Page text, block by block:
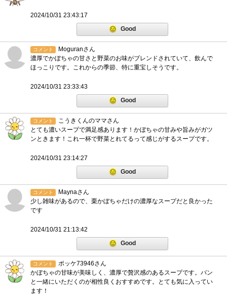
2024/10/31 23:43:17
Good
コメント
Moguranさん
濃厚でかぼちゃの甘さと野菜のお味がブレンドされていて、飲んで
ほっこりです。これからの季節、特に重宝しそうです。
2024/10/31 23:33:43
Good
コメント
こうきくんのママさん
とても濃いスープで満足感あります！かぼちゃの甘みや旨みがガツ
ンときます！これ一杯で野菜とれてるって感じがするスープです。
2024/10/31 23:14:27
Good
コメント
Maynaさん
少し雑味があるので、栗かぼちゃだけの濃厚なスープだと良かった
です
2024/10/31 21:13:42
Good
コメント
ポッケ73946さん
かぼちゃの甘味が美味しく、濃厚で贅沢感のあるスープです。パン
と一緒にいただくのが相性良くおすすめです。とても気に入ってい
ます！